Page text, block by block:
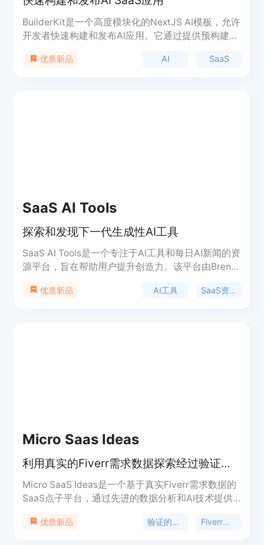
BuilderKit是一个高度模块化的NextJS AI模板，允许
开发者快速构建和发布AI应用。它通过提供预构建的
发工作。BuilderKit支持所有主要的AI模型和工作流
优质新品 AI SaaS
SaaS AI Tools
探索和发现下一代生成性AI工具
SaaS AI Tools是一个专注于AI工具和每日AI新闻的资
源平台，旨在帮助用户提升创造力。该平台由Bren
器、音频与语音、头像与个人资料图片、商业、聊天
优质新品 AI工具 SaaS资源
Micro Saas Ideas
利用真实的Fiverr需求数据探索经过验证的微型SaaS点子。
Micro SaaS Ideas是一个基于真实Fiverr需求数据的
SaaS点子平台，通过先进的数据分析和AI技术提供
300个验证的细分SaaS点子，包括冷启动策略、SEO
优质新品 验证的商业点子 Fiverr需求数据